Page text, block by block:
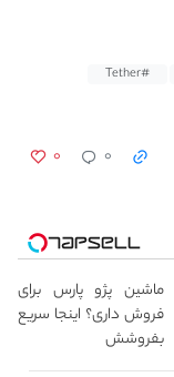
#Tether
۰ ۰
ماشین پژو پارس برای
فروش داری؟ اینجا سریع
بفروشش